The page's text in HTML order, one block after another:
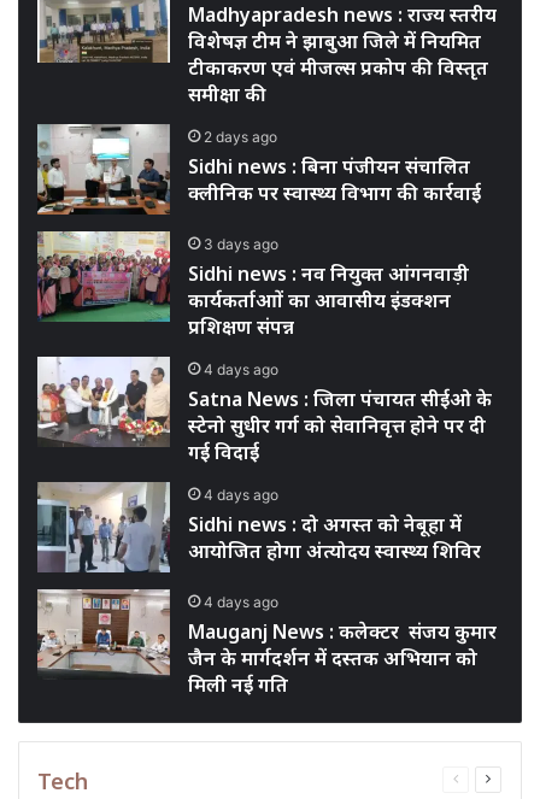
Madhyapradesh news : राज्य स्तरीय
विशेषज्ञ टीम ने झाबुआ जिले में नियमित
टीकाकरण एवं मीजल्स प्रकोप की विस्तृत
समीक्षा की
2 days ago
Sidhi news : बिना पंजीयन संचालित
क्लीनिक पर स्वास्थ्य विभाग की कार्रवाई
3 days ago
Sidhi news : नव नियुक्त आंगनवाड़ी
कार्यकर्ताआों का आवासीय इंडक्शन
प्रशिक्षण संपन्न
4 days ago
Satna News : जिला पंचायत सीईओ के
स्टेनो सुधीर गर्ग को सेवानिवृत्त होने पर दी
गई विदाई
4 days ago
Sidhi news : दो अगस्त को नेबूहा में
आयोजित होगा अंत्योदय स्वास्थ्य शिविर
4 days ago
Mauganj News : कलेक्टर संजय कुमार
जैन के मार्गदर्शन में दस्तक अभियान को
मिली नई गति
Tech
Previous
Next